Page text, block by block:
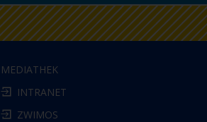
MEDIATHEK
INTRANET
ZWIMOS